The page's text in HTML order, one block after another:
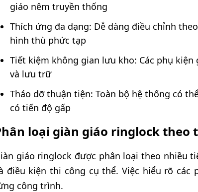
giáo nêm truyền thống
Thích ứng đa dạng: Dễ dàng điều chỉnh
hình thù phức tạp
Tiết kiệm không gian lưu kho: Các phụ
và lưu trữ
Tháo dỡ thuận tiện: Toàn bộ hệ thống có
có tiến độ gấp
loại giàn giáo ringlock theo
giáo ringlock được phân loại theo nhiều
điều kiện thi công cụ thể. Việc hiểu rõ
công trình.